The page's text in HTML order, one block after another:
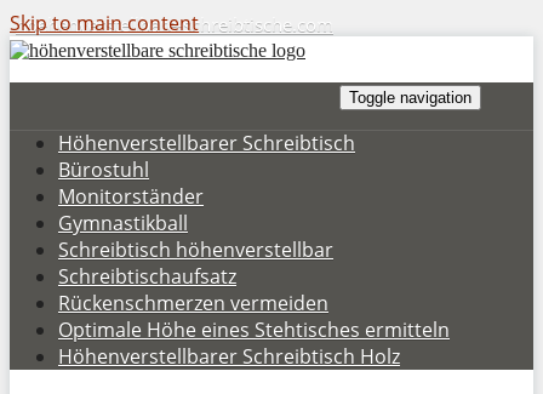
Skip to main content
Toggle navigation
hoehenverstellbare-schreibtische.com
Höhenverstellbarer Schreibtisch
Bürostuhl
Monitorständer
Gymnastikball
Schreibtisch höhenverstellbar
Schreibtischaufsatz
Rückenschmerzen vermeiden
Optimale Höhe eines Stehtisches ermitteln
Höhenverstellbarer Schreibtisch Holz